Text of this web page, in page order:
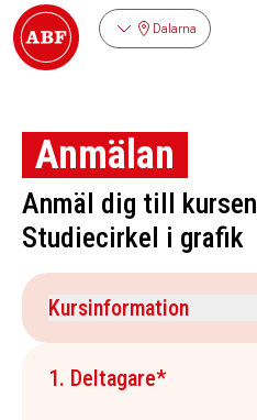
Dalarna
Anmälan
Anmäl dig till
Studiecirkel i grafik
Kursinformation
Kursdatum
1 september 2026
1. Deltagare*